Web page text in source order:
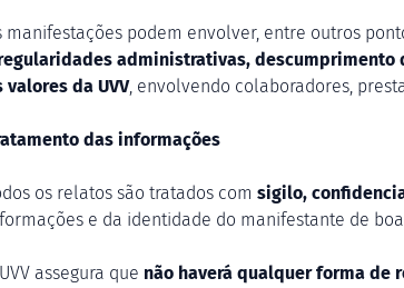
manifestações podem envolver, entre outros
administrativas,
valores da UVV, envolvendo colaboradores,
das informações
os relatos são tratados com sigilo,
e da identidade do manifestante de
assegura que não haverá qualquer forma